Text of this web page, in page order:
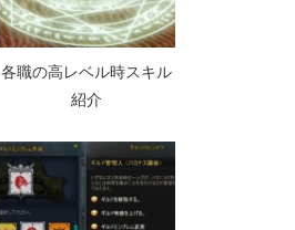
各職の高レベル時スキル
紹介